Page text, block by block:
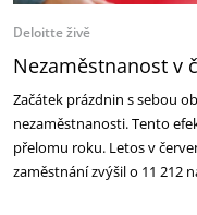
Deloitte živě
Nezaměstnanost v
Začátek prázdnin s sebou
nezaměstnanosti. Tento
přelomu roku. Letos v
zaměstnání zvýšil o 11 212